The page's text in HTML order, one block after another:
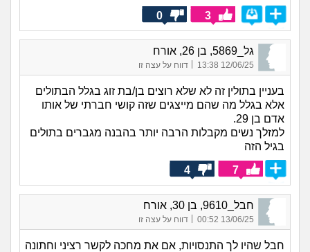
3
0
גל_5869, בן 26, אורח
12/06/25 13:38 דווח על עצה זו
בעניין בתולין זה לא שלא רוצים בן/בת זוג בגלל הבתולים
אלא בגלל מה שהם מייצגים שזה קושי חברתי של אותו
אדם בן 29.
למזלך נשים מקבלות הרבה יותר בהבנה מגברים בתולים
בגיל הזה
7
4
חבל_9610, בן 30, אורח
13/06/25 00:52
| דווח על עצה זו
חבל שהיו לך התנסויות, אם את מחכה לקשר רציני וחתונה